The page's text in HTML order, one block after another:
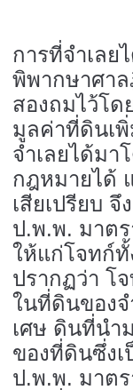
การที่จำเล
พิพากษาศา
สองถมไว้โด
มูลค่าที่ดินเ
จำเลยได้มา
กฎหมายได้
เสียเปรียบ
ป.พ.พ. มาต
ให้แก่โจทก์ทั้
ปรากฏว่า โ
ในที่ดินของจ
เศษ ดินที่นำ
ของที่ดินซึ่ง
ป.พ.พ. มาต